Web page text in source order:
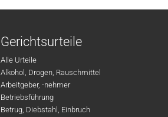
Gerichtsurteile
Alle Urteile
Alkohol, Drogen, Rauschmittel
Arbeitgeber, -nehmer
Betriebsführung
Betrug, Diebstahl, Einbruch